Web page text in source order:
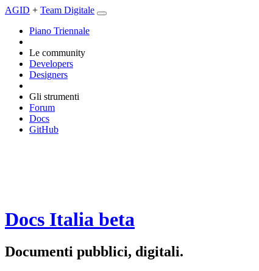
AGID + Team Digitale
Piano Triennale
Le community
Developers
Designers
Gli strumenti
Forum
Docs
GitHub
Docs Italia beta
Documenti pubblici, digitali.